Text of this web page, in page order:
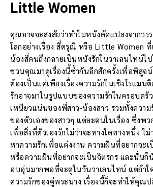
Little Women
คุณอาจจะสงสัยว่าทำไมหนังดัดแปลงจากวร
โลกอย่างเรื่อง สี่ดรุณี หรือ Little Women ที่
น้องสี่คนถึงกลายเป็นหนังรักในวาเลนไทน์ไป
ชวนคุณมาดูเรื่องนี้ซ้ำกันอีกสักครั้งเพื่อพิสูจน์
ต้องเป็นแค่เพียงเรื่องความรักในเชิงโรแมน
รักอาจมาในรูปแบบของความรักในครอบค
เหนียวแน่นของพี่สาว-น้องสาว รวมทั้งควา
ของตัวเองของสาวๆ แต่ละคนในเรื่อง ซึ่งพ
เพื่อสิ่งที่ตัวเองรักไม่ว่าจะทางใดทางหนึ่ง ไม่
หาความรักเพื่อแต่งงาน ความฝันที่อยากจะ
หรือความฝันที่อยากจะเป็นจิตรกร และนั่นก็
อบอุ่นมากพอที่จะดูในวันวาเลนไทน์ แต่ถ้าใ
ความรักของคู่พระนาง เรื่องนี้ก็จะทำให้คุณ